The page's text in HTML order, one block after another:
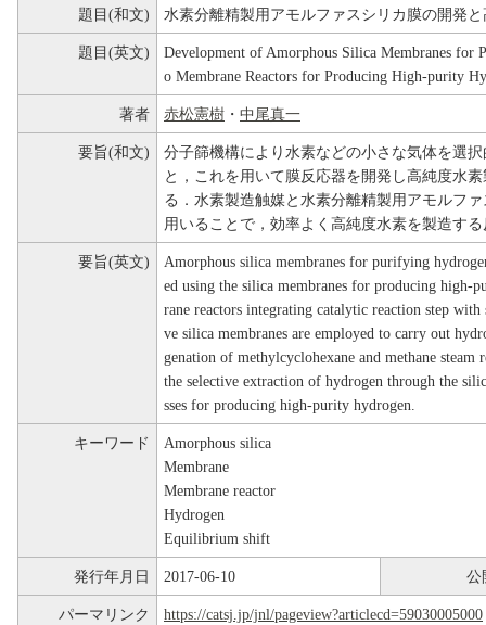
題目(和文) 水素分離精製用アモルファスシリカ膜の開発
題目(英文)
Development of Amorphous Silica Membranes for
o Membrane Reactors for Producing High-purity
著者 赤松憲樹 ・ 中尾真一
要旨(和文)
分子篩機構により水素などの小さな気体を選
と，これを用いて膜反応器を開発し高純度水
る．水素製造触媒と水素分離精製用アモルフ
用いることで，効率よく高純度水素を製造す
要旨(英文)
Amorphous silica membranes for purifying
ed using the silica membranes for producing high-
rane reactors integrating catalytic reaction step
ve silica membranes are employed to carry out
genation of methylcyclohexane and methane
the selective extraction of hydrogen through the
sses for producing high-purity hydrogen.
キーワード
Amorphous silica
Membrane
Membrane reactor
Hydrogen
Equilibrium shift
発行年月日 2017-06-10 公
パーマリンク https://catsj.jp/jnl/pageview?articlecd=59030005000